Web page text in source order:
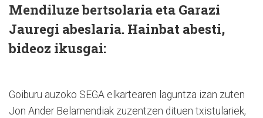
Mendiluze bertsolaria eta Garazi
Jauregi abeslaria. Hainbat abesti,
bideoz ikusgai:
Goiburu auzoko SEGA elkartearen laguntza izan zuten
Jon Ander Belamendiak zuzentzen dituen txistulariek,